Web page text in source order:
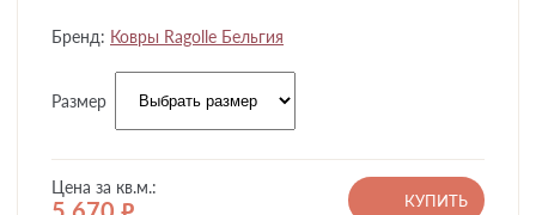
Бренд: Ковры Ragolle Бельгия
Размер
Цена за кв.м.:
руб.
КУПИТЬ